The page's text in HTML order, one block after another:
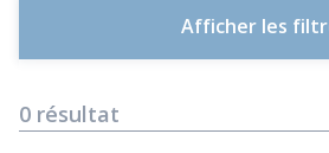
Afficher les
0 résultat